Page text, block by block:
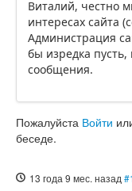
Виталий, честно
интересах сайта
Администрация
бы изредка
сообщения.
Пожалуйста Войти
беседе.
13 года 9 мес. назад